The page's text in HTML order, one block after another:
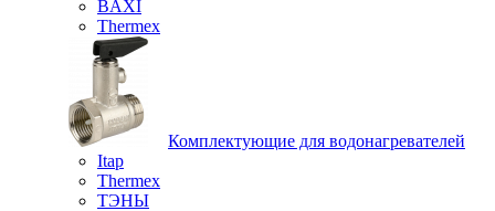
BAXI
Thermex
Комплектующие для водонагревателей
Itap
Thermex
ТЭНЫ